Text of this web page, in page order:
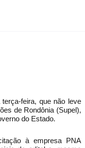
feira, que não leve
de Rondônia (Supel),
do Estado.
à empresa PNA